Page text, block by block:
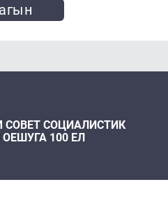
СОВЕТ СОЦИАЛИСТИК
100 ЕЛ